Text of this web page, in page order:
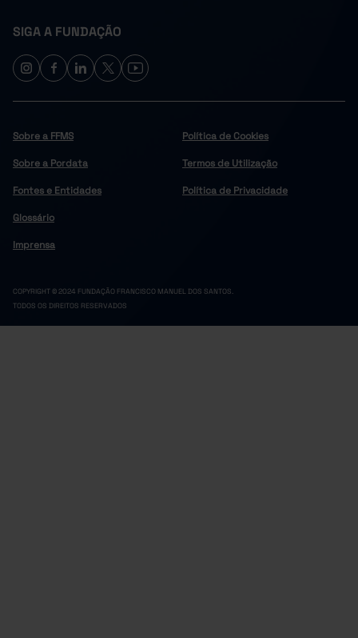
SIGA A FUNDAÇÃO
Sobre a FFMS
Sobre a Pordata
Fontes e Entidades
Glossário
Imprensa
Política de Cookies
Termos de Utilização
Política de Privacidade
COPYRIGHT © 2024 FUNDAÇÃO FRANCISCO MANUEL DOS SANTOS.
TODOS OS DIREITOS RESERVADOS